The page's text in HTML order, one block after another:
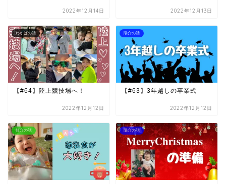
2022年12月14日 2022年12月13日
わかばの話
【#64】陸上競技場へ！
2022年12月12日
陽介の話
【#63】3年越しの卒業式
2022年12月12日
虹介の話 陽介の話